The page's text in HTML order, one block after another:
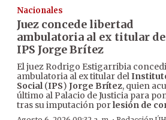
Nacionales
Juez concede libertad
ambulatoria al ex titular de
IPS Jorge Brítez
El juez Rodrigo Estigarribia
ambulatoria al ex titular del
Social(IPS) Jorge Brítez, quien
último al Palacio de Justicia para
tras su imputación porlesión de